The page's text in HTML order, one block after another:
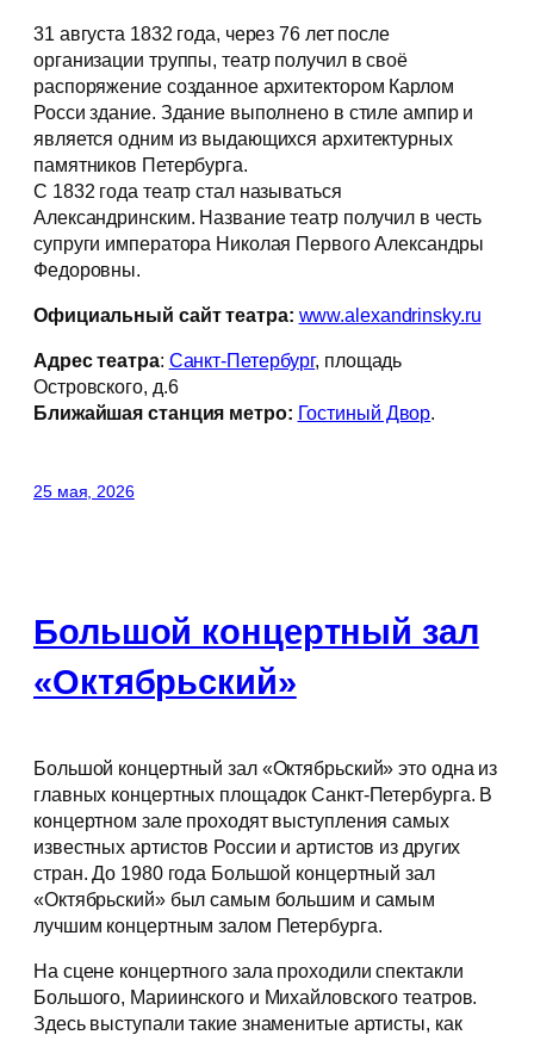
31 августа 1832 года, через 76 лет после
организации труппы, театр получил в своё
распоряжение созданное архитектором Карлом
Росси здание. Здание выполнено в стиле ампир и
является одним из выдающихся архитектурных
памятников Петербурга.
С 1832 года театр стал называться
Александринским. Название театр получил в честь
супруги императора Николая Первого Александры
Федоровны.
Официальный сайт театра: www.alexandrinsky.ru
Адрес театра: Санкт-Петербург, площадь
Островского, д.6
Ближайшая станция метро: Гостиный Двор.
25 мая, 2026
Большой концертный зал
«Октябрьский»
Большой концертный зал «Октябрьский» это одна из
главных концертных площадок Санкт-Петербурга. В
концертном зале проходят выступления самых
известных артистов России и артистов из других
стран. До 1980 года Большой концертный зал
«Октябрьский» был самым большим и самым
лучшим концертным залом Петербурга.
На сцене концертного зала проходили спектакли
Большого, Мариинского и Михайловского театров.
Здесь выступали такие знаменитые артисты, как